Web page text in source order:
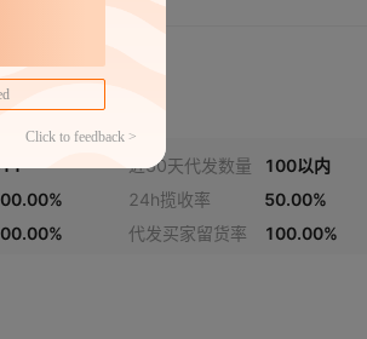
退货
近30天代发数量 100以内
24h揽收率 50.00%
代发买家留货率 100.00%